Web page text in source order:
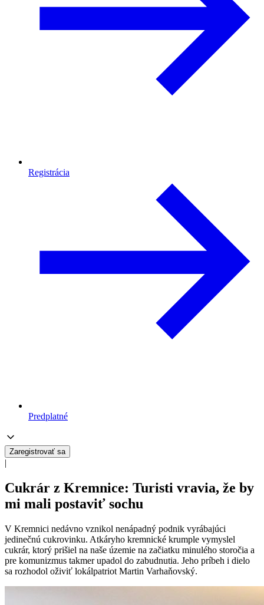
Registrácia
Predplatné
Zaregistrovať sa
|
Cukrár z Kremnice: Turisti vravia, že by
mi mali postaviť sochu
V Kremnici nedávno vznikol nenápadný podnik vyrábajúci
jedinečnú cukrovinku. Atkáryho kremnické krumple vymyslel
cukrár, ktorý prišiel na naše územie na začiatku minulého storočia a
pre komunizmus takmer upadol do zabudnutia. Jeho príbeh i dielo
sa rozhodol oživiť lokálpatriot Martin Varhaňovský.